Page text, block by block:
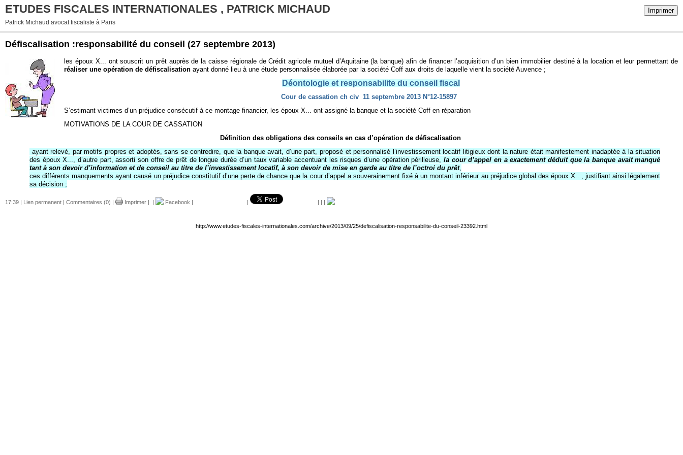
Imprimer
ETUDES FISCALES INTERNATIONALES , PATRICK MICHAUD
Patrick Michaud avocat fiscaliste à Paris
Défiscalisation :responsabilité du conseil (27 septembre 2013)
les époux X... ont souscrit un prêt auprès de la caisse régionale de Crédit agricole mutuel d’Aquitaine (la banque) afin de financer l’acquisition d’un bien immobilier destiné à la location et leur permettant de
réaliser une opération de défiscalisation ayant donné lieu à une étude personnalisée élaborée par la société Coff aux droits de laquelle vient la société Auvence ;
Déontologie et responsabilite du conseil fiscal
Cour de cassation ch civ 11 septembre 2013 N°12-15897
S’estimant victimes d’un préjudice consécutif à ce montage financier, les époux X... ont assigné la banque et la société Coff en réparation
MOTIVATIONS DE LA COUR DE CASSATION
Définition des obligations des conseils en cas d’opération de défiscalisation
ayant relevé, par motifs propres et adoptés, sans se contredire, que la banque avait, d’une part, proposé et personnalisé l’investissement locatif litigieux dont la nature était manifestement inadaptée à la situation
des époux X..., d’autre part, assorti son offre de prêt de longue durée d’un taux variable accentuant les risques d’une opération périlleuse, la cour d’appel en a exactement déduit que la banque avait manqué
tant à son devoir d’information et de conseil au titre de l’investissement locatif, à son devoir de mise en garde au titre de l’octroi du prêt,
ces différents manquements ayant causé un préjudice constitutif d’une perte de chance que la cour d’appel a souverainement fixé à un montant inférieur au préjudice global des époux X..., justifiant ainsi légalement
sa décision ;
17:39 | Lien permanent | Commentaires (0) | Imprimer | | Facebook | | | | |
http://www.etudes-fiscales-internationales.com/archive/2013/09/25/defiscalisation-responsabilite-du-conseil-23392.html